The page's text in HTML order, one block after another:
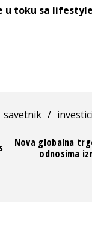
u toku sa
savetnik /
Nova globalna
odnosima